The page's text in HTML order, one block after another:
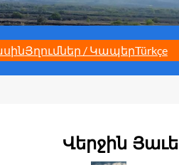
Յղումներ / ԿապերTürkçe
Վերջին